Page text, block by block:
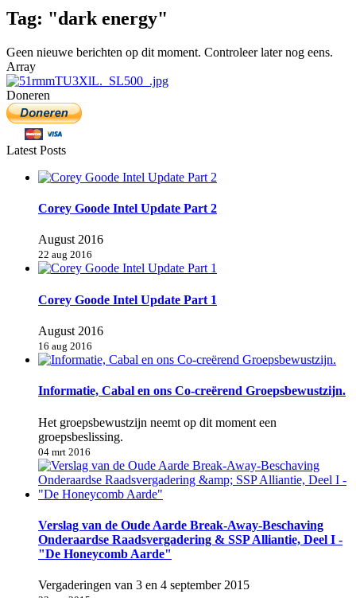
Tag: "dark energy"
Geen nieuwe berichten op dit moment. Controleer later nog eens.
Array
Doneren
Latest Posts
Corey Goode Intel Update Part 2
August 2016
22 aug 2016
Corey Goode Intel Update Part 1
August 2016
16 aug 2016
Informatie, Cabal en ons Co-creërend Groepsbewustzijn.
Het groepsbewustzijn neemt op dit moment een
groepsbeslissing.
04 mrt 2016
Verslag van de Oude Aarde Break-Away-Beschaving
Onderaardse Raadsvergadering & SSP Alliantie, Deel I -
"De Honeycomb Aarde"
Vergaderingen van 3 en 4 september 2015